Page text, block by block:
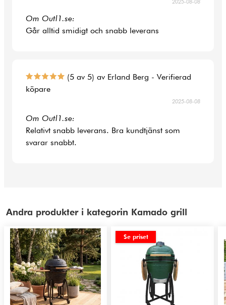
2025-08-08
Om Outl1.se:
Går alltid smidigt och snabb leverans
(5 av 5) av Erland Berg - Verifierad
köpare
2025-08-08
Om Outl1.se:
Relativt snabb leverans. Bra kundtjänst som
svarar snabbt.
Andra produkter i kategorin Kamado grill
Se priset